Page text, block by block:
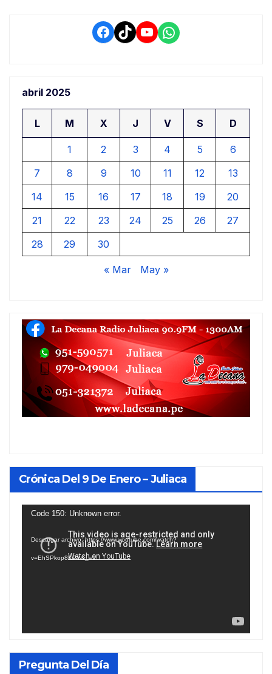
entradas
Facebook
TikTokYouTube
WhatsApp
abril 2025
L M X J V S D
1 2 3 4 5
6
7
8 9 10 11 12
13
14
15 16 17 18 19
20
21
22 23 24 25 26
27
28
29 30
« Mar May »
Crónica Del 9 De Enero – Juliaca
Reproductor
vídeo
Code 150: Unknown error.
Descargar archivo: https://www.youtube.com/watch?
v=EhSPkop8KPY&_=1
Pregunta Del Día